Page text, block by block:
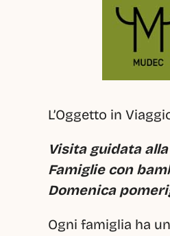
L’Oggetto in
Visita guidata
Famiglie con
Domenica
Ogni famiglia ha